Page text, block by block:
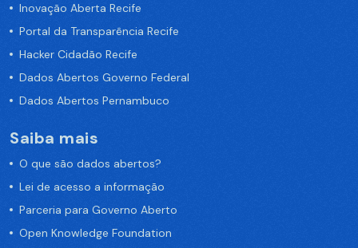
Inovação Aberta Recife
Portal da Transparência Recife
Hacker Cidadão Recife
Dados Abertos Governo Federal
Dados Abertos Pernambuco
Saiba mais
O que são dados abertos?
Lei de acesso a informação
Parceria para Governo Aberto
Open Knowledge Foundation